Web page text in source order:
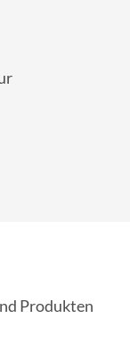
Produkten